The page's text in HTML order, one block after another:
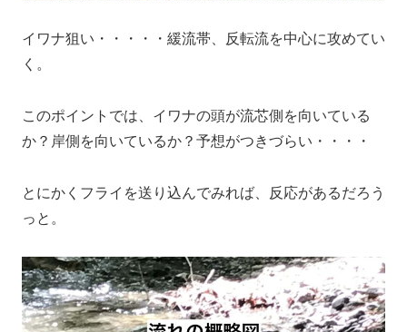
イワナ狙い・・・・・緩流帯、反転流を中心に攻めてい
く。
このポイントでは、イワナの頭が流芯側を向いている
か？岸側を向いているか？予想がつきづらい・・・・
とにかくフライを送り込んでみれば、反応があるだろう
っと。